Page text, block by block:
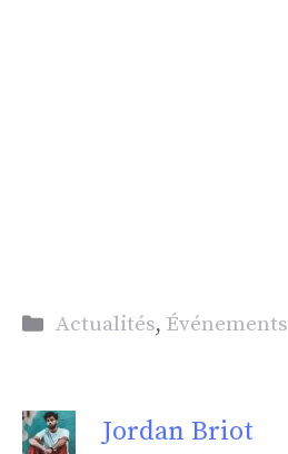
Catégories
Actualités, Événements
Jordan Briot